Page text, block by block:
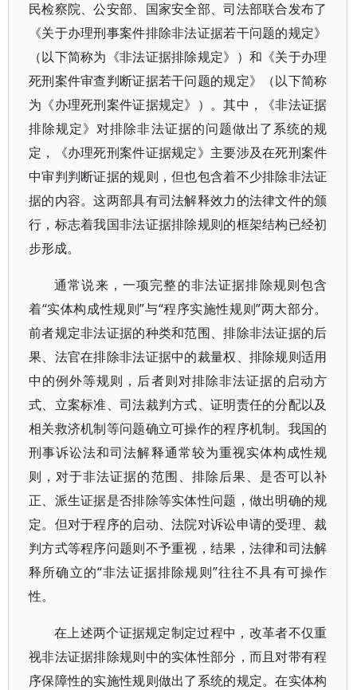
民检察院、公安部、国家安全部、司法部联合发布了
《关于办理刑事案件排除非法证据若干问题的规定》
（以下简称为《非法证据排除规定》）和《关于办理
死刑案件审查判断证据若干问题的规定》（以下简称
为《办理死刑案件证据规定》）。其中，《非法证据
排除规定》对排除非法证据的问题做出了系统的规
定，《办理死刑案件证据规定》主要涉及在死刑案件
中审判判断证据的规则，但也包含着不少排除非法证
据的内容。这两部具有司法解释效力的法律文件的颁
行，标志着我国非法证据排除规则的框架结构已经初
步形成。
通常说来，一项完整的非法证据排除规则包含
着“实体构成性规则”与“程序实施性规则”两大部分。
前者规定非法证据的种类和范围、排除非法证据的后
果、法官在排除非法证据中的裁量权、排除规则适用
中的例外等规则，后者则对排除非法证据的启动方
式、立案标准、司法裁判方式、证明责任的分配以及
相关救济机制等问题确立可操作的程序机制。我国的
刑事诉讼法和司法解释通常较为重视实体构成性规
则，对于非法证据的范围、排除后果、是否可以补
正、派生证据是否排除等实体性问题，做出明确的规
定。但对于程序的启动、法院对诉讼申请的受理、裁
判方式等程序问题则不予重视，结果，法律和司法解
释所确立的“非法证据排除规则”往往不具有可操作
性。
在上述两个证据规定制定过程中，改革者不仅重
视非法证据排除规则中的实体性部分，而且对带有程
序保障性的实施性规则做出了系统的规定。在实体构